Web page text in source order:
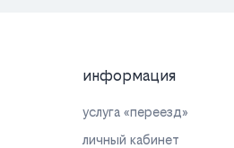
информация
услуга «переезд»
личный кабинет